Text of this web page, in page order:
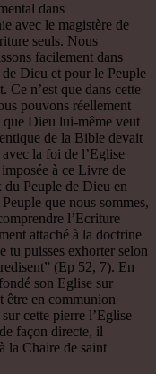
dans
avec le magistère de
seuls. Nous
facilement dans
Dieu et pour le Peuple
Ce n’est que dans cette
pouvons réellement
que Dieu lui-même veut
de la Bible devait
la foi de l’Eglise
à ce Livre de
Peuple de Dieu en
que nous sommes,
l’Ecriture
attaché à la doctrine
tu puisses exhorter selon
(Ep 52, 7). En
son Eglise sur
être en communion
cette pierre l’Eglise
façon directe, il
la Chaire de saint